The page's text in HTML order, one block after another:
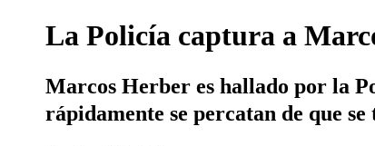
La Policía captura a
Marcos Herber es hallado por la
rápidamente se percatan de que